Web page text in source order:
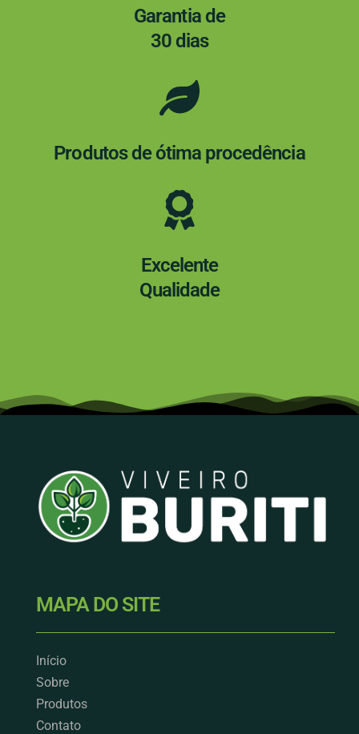
Garantia de
30 dias
Produtos de ótima procedência
Excelente
Qualidade
MAPA DO SITE
Início
Sobre
Produtos
Contato